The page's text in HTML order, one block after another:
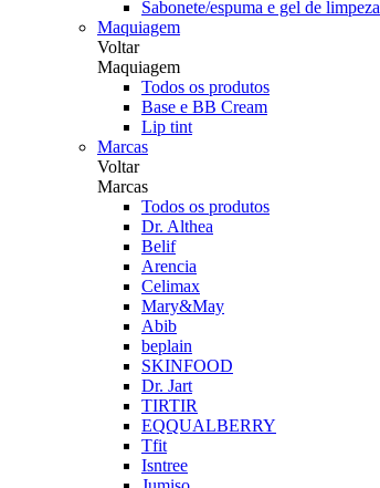
Sabonete/espuma e gel de limpeza
Maquiagem
Voltar
Maquiagem
Todos os produtos
Base e BB Cream
Lip tint
Marcas
Voltar
Marcas
Todos os produtos
Dr. Althea
Belif
Arencia
Celimax
Mary&May
Abib
beplain
SKINFOOD
Dr. Jart
TIRTIR
EQQUALBERRY
Tfit
Isntree